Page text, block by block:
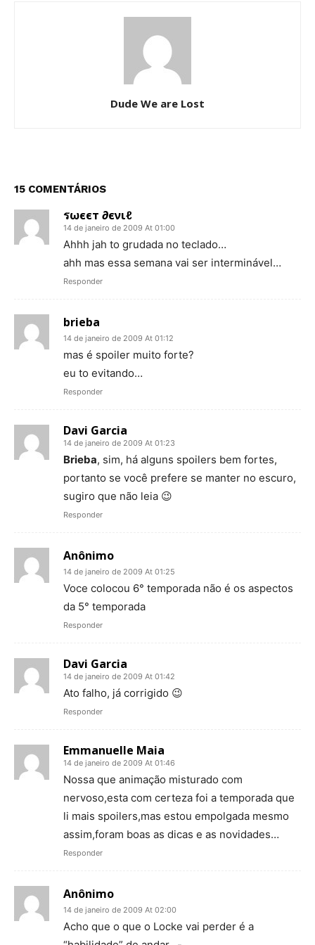
Dude We are Lost
15 COMENTÁRIOS
รωєєт ∂єνιℓ
14 de janeiro de 2009 At 01:00
Ahhh jah to grudada no teclado…
ahh mas essa semana vai ser interminável…
Responder
brieba
14 de janeiro de 2009 At 01:12
mas é spoiler muito forte?
eu to evitando…
Responder
Davi Garcia
14 de janeiro de 2009 At 01:23
Brieba, sim, há alguns spoilers bem fortes,
portanto se você prefere se manter no escuro,
sugiro que não leia 😉
Responder
Anônimo
14 de janeiro de 2009 At 01:25
Voce colocou 6° temporada não é os aspectos
da 5° temporada
Responder
Davi Garcia
14 de janeiro de 2009 At 01:42
Ato falho, já corrigido 😉
Responder
Emmanuelle Maia
14 de janeiro de 2009 At 01:46
Nossa que animação misturado com
nervoso,esta com certeza foi a temporada que
li mais spoilers,mas estou empolgada mesmo
assim,foram boas as dicas e as novidades…
Responder
Anônimo
14 de janeiro de 2009 At 02:00
Acho que o que o Locke vai perder é a